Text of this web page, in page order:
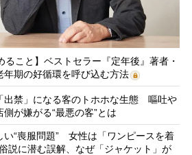
ること】ベストセラー『定年後』著者・
年期の好循環を呼び込む方法
出禁」になる客のトホホな生態 嘔吐や
が嫌がる“最悪の客”とは
い“喪服問題” 女性は「ワンピースを着
説に潜む誤解、なぜ「ジャケット」が